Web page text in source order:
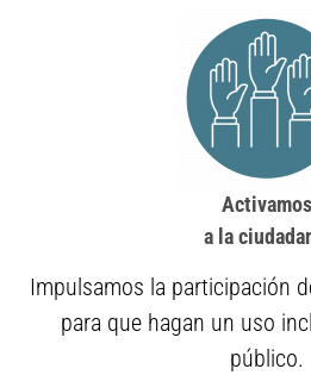
Activamos
a la
Impulsamos la participación
para que hagan un uso
público.